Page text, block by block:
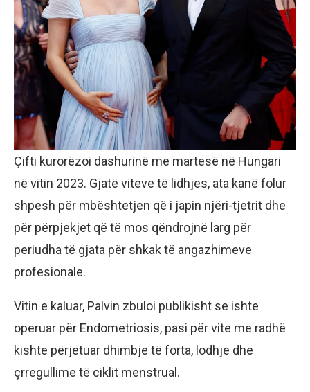
Çifti kurorëzoi dashurinë me martesë në Hungari
në vitin 2023. Gjatë viteve të lidhjes, ata kanë folur
shpesh për mbështetjen që i japin njëri-tjetrit dhe
për përpjekjet që të mos qëndrojnë larg për
periudha të gjata për shkak të angazhimeve
profesionale.
Vitin e kaluar, Palvin zbuloi publikisht se ishte
operuar për Endometriosis, pasi për vite me radhë
kishte përjetuar dhimbje të forta, lodhje dhe
çrregullime të ciklit menstrual.